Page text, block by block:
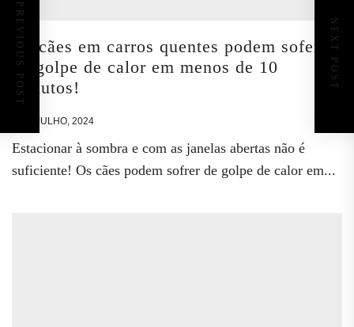
PREVIOUS POST NEXT POST
Os cães em carros quentes podem sofer
de golpe de calor em menos de 10
minutos!
9 DE JULHO, 2024
Estacionar à sombra e com as janelas abertas não é
suficiente! Os cães podem sofrer de golpe de calor em...